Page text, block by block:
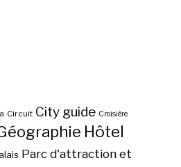
Circuit City guide Croisière
Hôtel
Parc d'attraction et